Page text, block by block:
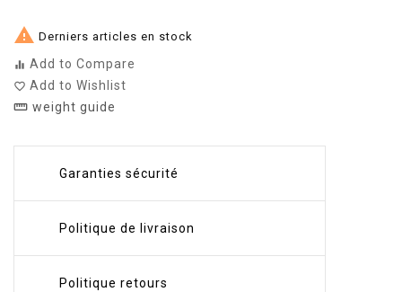
 Derniers articles en stock
equalizer Add to Compare
favorite_border Add to Wishlist
straighten weight guide
Garanties sécurité
Politique de livraison
Politique retours